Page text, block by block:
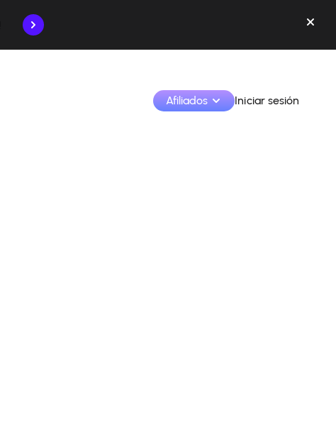
Afiliados Iniciar sesión